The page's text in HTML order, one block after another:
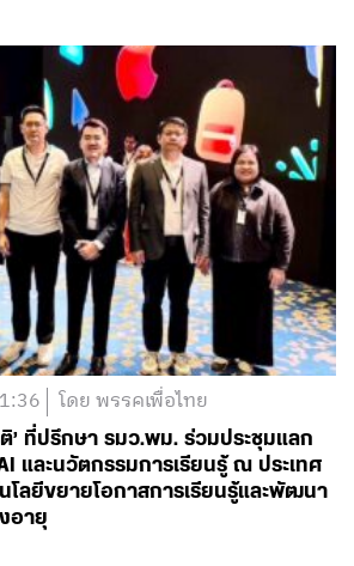
โดย พรรคเพื่อไทย
’ ที่ปรึกษา รมว.พม. ร่วมประชุมแลก
และนวัตกรรมการเรียนรู้ ณ ประเทศ
นโลยีขยายโอกาสการเรียนรู้และพัฒนา
อายุ